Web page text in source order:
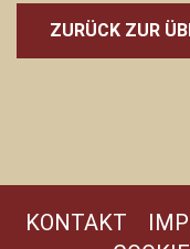
ZURÜCK ZUR
KONTAKT